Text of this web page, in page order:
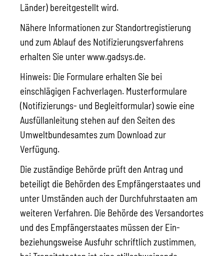
Länder) bereitgestellt wird.
Nähere Informationen zur Standortregistierung
und zum Ablauf des Notifizierungsverfahrens
erhalten Sie unter www.gadsys.de.
Hinweis: Die Formulare erhalten Sie bei
einschlägigen Fachverlagen. Musterformulare
(Notifizierungs- und Begleitformular) sowie eine
Ausfüllanleitung stehen auf den Seiten des
Umweltbundesamtes zum Download zur
Verfügung.
Die zuständige Behörde prüft den Antrag und
beteiligt die Behörden des Empfängerstaates und
unter Umständen auch der Durchfuhrstaaten am
weiteren Verfahren. Die Behörde des Versandortes
und des Empfängerstaates müssen der Ein-
beziehungsweise Ausfuhr schriftlich zustimmen,